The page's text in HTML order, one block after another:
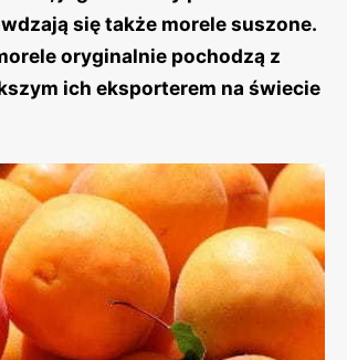
się także morele suszone.
oryginalnie pochodzą z
ich eksporterem na świecie